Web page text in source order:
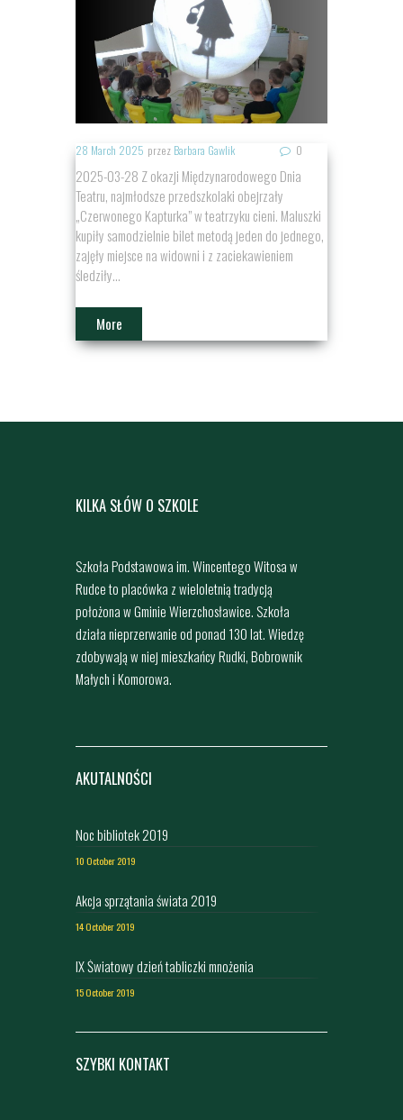
28 March 2025 przez Barbara Gawlik 0
2025-03-28 Z okazji Międzynarodowego Dnia
Teatru, najmłodsze przedszkolaki obejrzały
„Czerwonego Kapturka” w teatrzyku cieni. Maluszki
kupiły samodzielnie bilet metodą jeden do jednego,
zajęły miejsce na widowni i z zaciekawieniem
śledziły...
More
KILKA SŁÓW O SZKOLE
Szkoła Podstawowa im. Wincentego Witosa w
Rudce to placówka z wieloletnią tradycją
położona w Gminie Wierzchosławice. Szkoła
działa nieprzerwanie od ponad 130 lat. Wiedzę
zdobywają w niej mieszkańcy Rudki, Bobrownik
Małych i Komorowa.
AKUTALNOŚCI
Noc bibliotek 2019
10 October 2019
Akcja sprzątania świata 2019
14 October 2019
IX Światowy dzień tabliczki mnożenia
15 October 2019
SZYBKI KONTAKT